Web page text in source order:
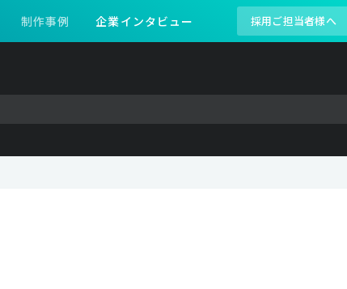
制作事例 企業インタビュー 採用ご担当者様へ